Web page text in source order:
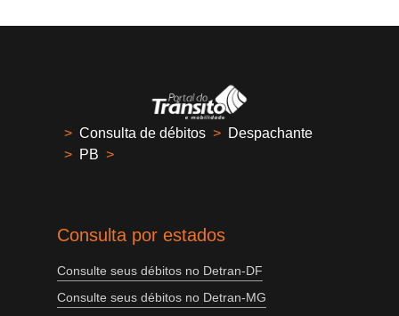
> Consulta de débitos > Despachante
> PB >
Consulta por estados
Consulte seus débitos no Detran-DF
Consulte seus débitos no Detran-MG